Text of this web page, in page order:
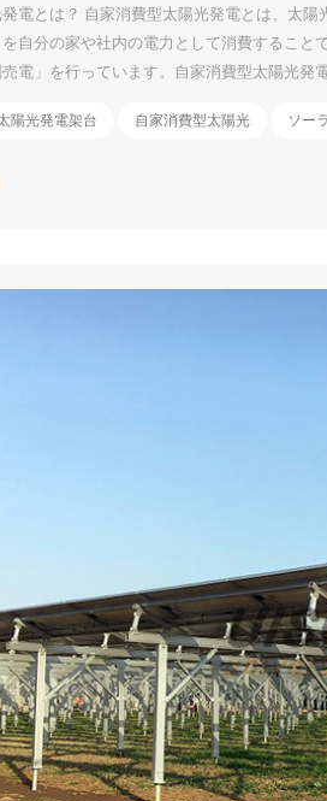
電とは？ 自家消費型太陽光発電とは、太
自分の家や社内の電力として消費するこ
売電」を行っています。自家消費型太陽光
が挙げられます。 原子力発電の停止 再エ
響を受けず、再生エネルギー発電促進賦課
トロールができる デマンド値とは「30分...
陽光発電架台 自家消費型太陽光 ソー